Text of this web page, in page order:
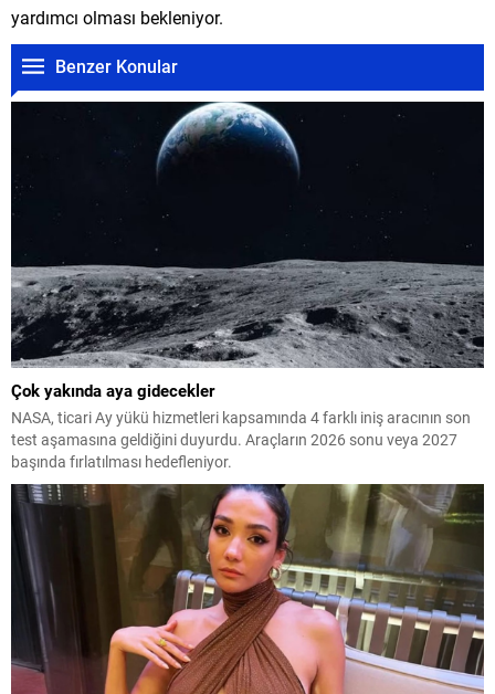
yardımcı olması bekleniyor.
Benzer Konular
Çok yakında aya gidecekler
NASA, ticari Ay yükü hizmetleri kapsamında 4 farklı iniş aracının son
test aşamasına geldiğini duyurdu. Araçların 2026 sonu veya 2027
başında fırlatılması hedefleniyor.